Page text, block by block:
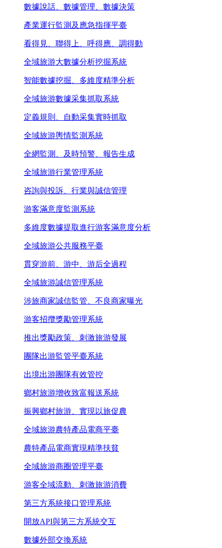
數據說話、數據管理、數據決策
產業運行監測及應急指揮平臺
看得見、聯得上、呼得應、調得動
全域旅游大數據分析挖掘系統
智能數據挖掘、多維度精準分析
全域旅游數據采集抓取系統
定義規則、自動采集實時抓取
全域旅游輿情監測系統
全網監測、及時預警、報告生成
全域旅游行業管理系統
咨詢與投訴、行業與誠信管理
游客滿意度監測系統
多維度數據提取進行游客滿意度分析
全域旅游公共服務平臺
貫穿游前、游中、游后全過程
全域旅游誠信管理系統
涉旅商家誠信監管、不良商家曝光
游客招攬獎勵管理系統
推出獎勵政策、刺激旅游發展
團隊出游監管平臺系統
出境出游團隊有效管控
鄉村旅游增收致富報送系統
振興鄉村旅游、實現以旅促農
全域旅游農特產品電商平臺
農特產品電商實現精準扶貧
全域旅游商圈管理平臺
游客全域流動、刺激旅游消費
第三方系統接口管理系統
開放API與第三方系統交互
數據外部交換系統